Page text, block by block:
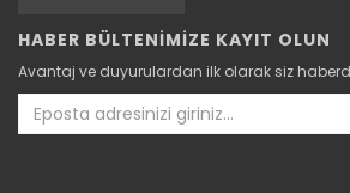
Tarım Orman Gündemi 12.06.2026
“Tarım Orman Gündemi” sektörün
Devamını Oku ->
HABER BÜLTENİMİZE KAYIT OLUN
Avantaj ve duyurulardan ilk olarak siz